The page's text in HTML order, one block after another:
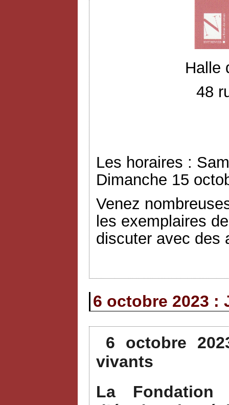
Halle
48
Les horaires :
Dimanche 15
Venez
les exemplaires
discuter avec des
6 octobre 2023 :
6 octobre
vivants
La Fondation